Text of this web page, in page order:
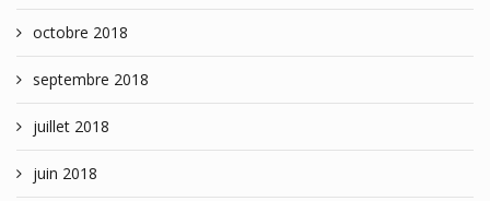
octobre 2018
septembre 2018
juillet 2018
juin 2018